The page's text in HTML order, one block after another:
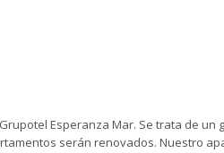
Esperanza Mar. Se trata de
serán renovados. Nuestro